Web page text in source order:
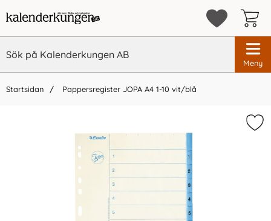
Meny
Startsidan Pappersregister JOPA A4 1-10 vit/blå